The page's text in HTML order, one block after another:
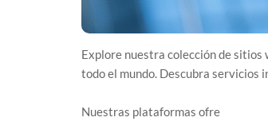
Explore nuestra colección de sitios
todo el mundo. Descubra servicios
Nuestras plataformas ofre